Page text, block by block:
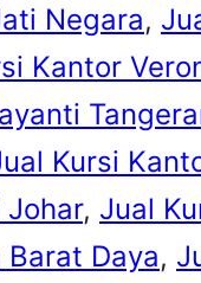
Negara,
Kantor
Kursi
Johar, Jual
Daya,